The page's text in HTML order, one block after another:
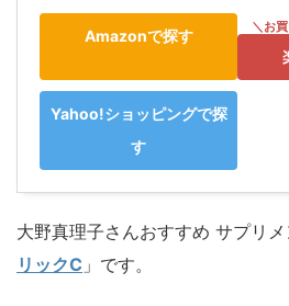
Amazonで探す
Yahoo!ショッピングで探
す
大野真理子さんおすすめ サプリ
リックC 」です。